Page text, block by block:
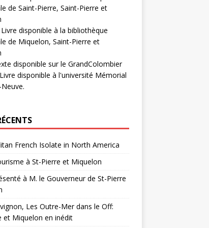
de Saint-Pierre, Saint-Pierre et
disponible à la bibliothèque
de Miquelon, Saint-Pierre et
disponible sur le GrandColombier
disponible à l'université Mémorial
French Isolate in North America
à St-Pierre et Miquelon
à M. le Gouverneur de St-Pierre
Les Outre-Mer dans le Off:
et Miquelon en inédit